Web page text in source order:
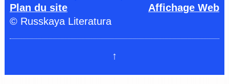
Plan du site
© Russkaya Literatura
Affichage Web
↑